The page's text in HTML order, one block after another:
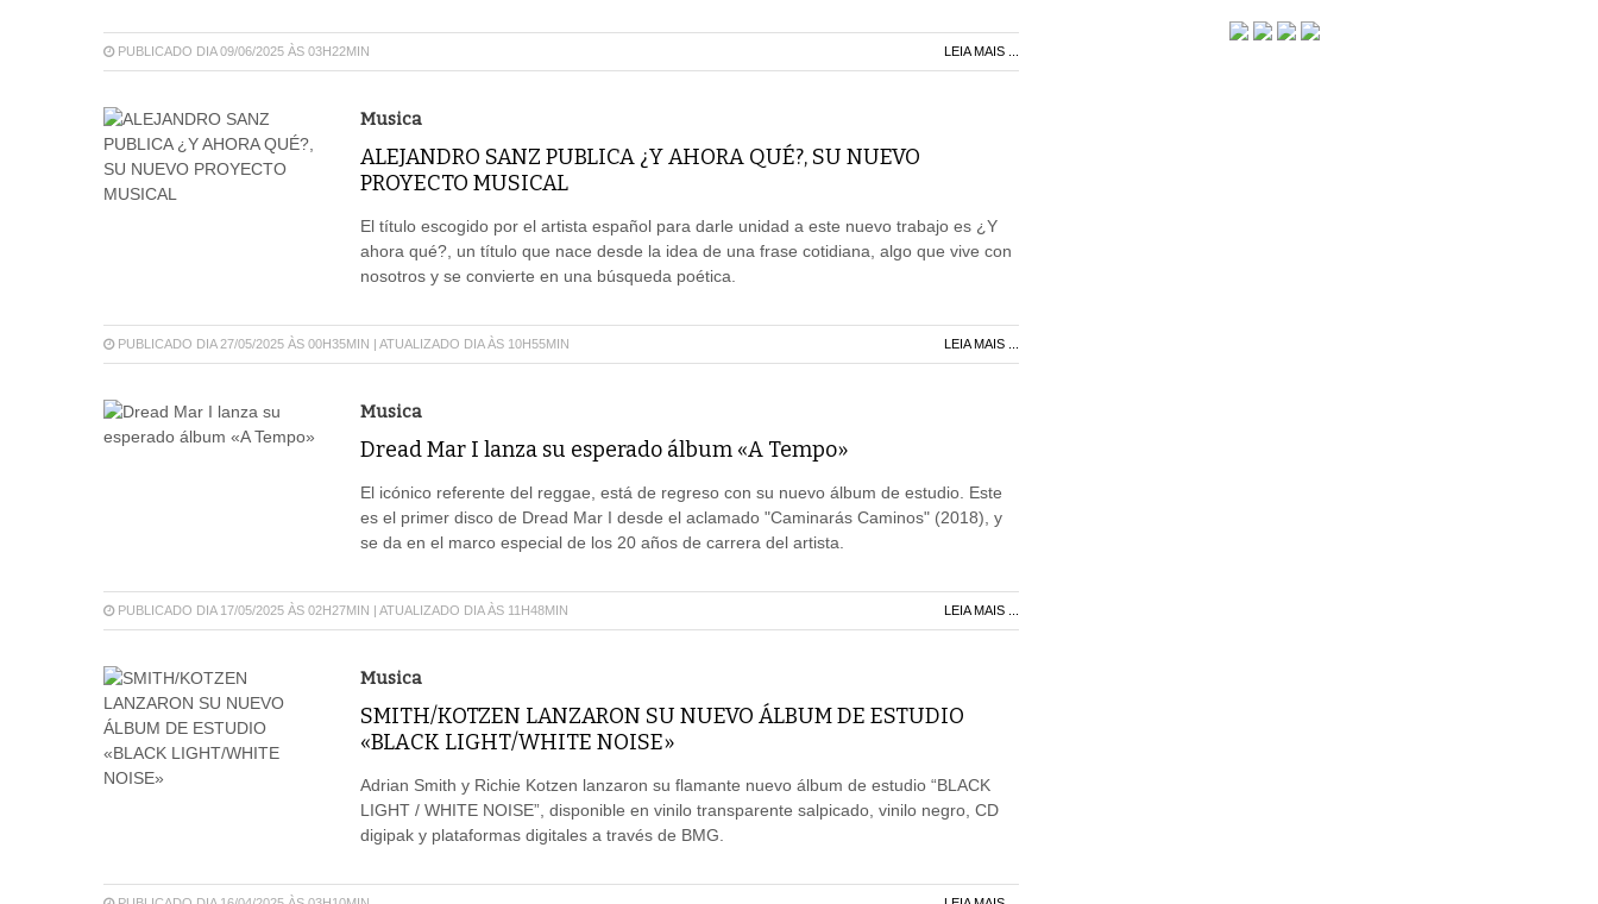
PUBLICADO DIA 09/06/2025 ÀS 03H22MIN LEIA MAIS ...
Musica
ALEJANDRO SANZ PUBLICA ¿Y AHORA QUÉ?, SU NUEVO
PROYECTO MUSICAL
El título escogido por el artista español para darle unidad a este nuevo trabajo es ¿Y
ahora qué?, un título que nace desde la idea de una frase cotidiana, algo que vive con
nosotros y se convierte en una búsqueda poética.
PUBLICADO DIA 27/05/2025 ÀS 00H35MIN | ATUALIZADO DIA ÀS 10H55MIN LEIA MAIS ...
Musica
Dread Mar I lanza su esperado álbum «A Tempo»
El icónico referente del reggae, está de regreso con su nuevo álbum de estudio. Este
es el primer disco de Dread Mar I desde el aclamado "Caminarás Caminos" (2018), y
se da en el marco especial de los 20 años de carrera del artista.
PUBLICADO DIA 17/05/2025 ÀS 02H27MIN | ATUALIZADO DIA ÀS 11H48MIN LEIA MAIS ...
Musica
SMITH/KOTZEN LANZARON SU NUEVO ÁLBUM DE ESTUDIO
«BLACK LIGHT/WHITE NOISE»
Adrian Smith y Richie Kotzen lanzaron su flamante nuevo álbum de estudio “BLACK
LIGHT / WHITE NOISE”, disponible en vinilo transparente salpicado, vinilo negro, CD
digipak y plataformas digitales a través de BMG.